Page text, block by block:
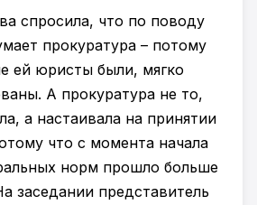
спросила, что по поводу
прокуратура – потому
ей юристы были, мягко
А прокуратура не то,
а настаивала на принятии
что с момента начала
норм прошло больше
заседании представитель